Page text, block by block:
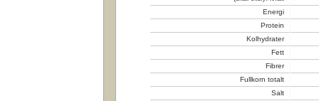
Energi
Protein
Kolhydrater
Fett
Fibrer
Fullkorn totalt
Salt